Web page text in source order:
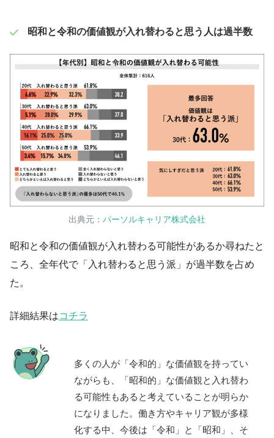
昭和と令和の価値観が入れ替わると思う人は過半数
出典元： パーソルキャリア株式会社
昭和と令和の価値観が入れ替わる可能性があるか尋ねたと
ころ、全年代で「入れ替わると思う派」が過半数を占め
た。
詳細結果はコチラ
多くの人が「令和的」な価値観を持ってい
ながらも、「昭和的」な価値観と入れ替わ
る可能性もあると考えていることが明らか
になりました。働き方やキャリア観が多様
化する中、今後は「令和」と「昭和」、そ